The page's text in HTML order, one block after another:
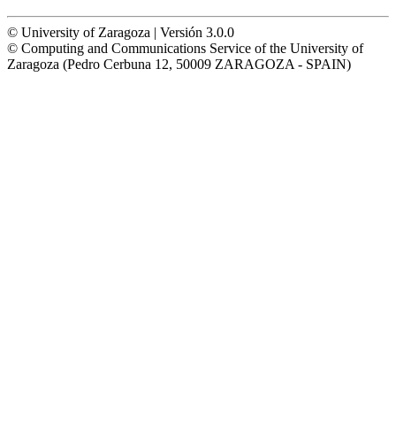
© University of Zaragoza | Versión 3.0.0
© Computing and Communications Service of the University of
Zaragoza (Pedro Cerbuna 12, 50009 ZARAGOZA - SPAIN)